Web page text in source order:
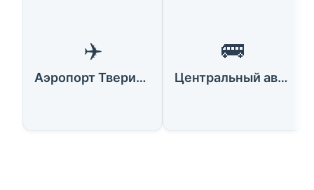
✈️
Аэропорт Тверии (Хадар)
🚌
Центральный автовокзал Тверии